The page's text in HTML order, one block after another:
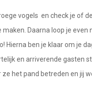
vogels en check je of de
Daarna loop je even
Hierna ben je klaar om je
en arriverende gasten
het pand betreden en jij